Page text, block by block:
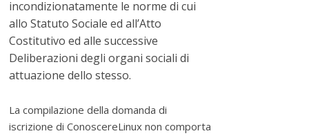
incondizionatamente le norme di cui
allo Statuto Sociale ed all’Atto
Costitutivo ed alle successive
Deliberazioni degli organi sociali di
attuazione dello stesso.
La compilazione della domanda di
iscrizione di ConoscereLinux non comporta